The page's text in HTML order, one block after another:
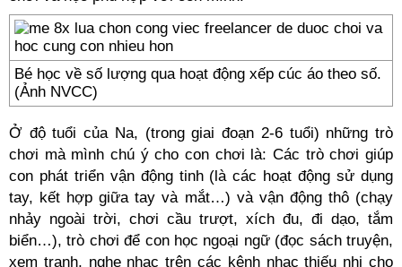
Bé học về số lượng qua hoạt động xếp cúc áo theo số.
(Ảnh NVCC)
Ở độ tuổi của Na, (trong giai đoạn 2-6 tuổi) những trò
chơi mà mình chú ý cho con chơi là: Các trò chơi giúp
con phát triển vận động tinh (là các hoạt động sử dụng
tay, kết hợp giữa tay và mắt…) và vận động thô (chạy
nhảy ngoài trời, chơi cầu trượt, xích đu, đi dạo, tắm
biển…), trò chơi để con học ngoại ngữ (đọc sách truyện,
xem tranh, nghe nhạc trên các kênh nhạc thiếu nhi cho